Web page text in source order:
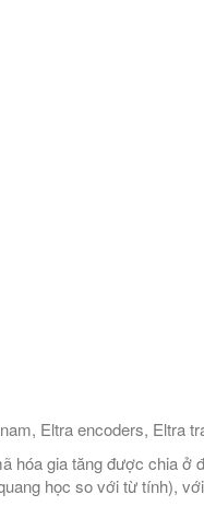
Eltra encoders, Eltra
hóa gia tăng được chia
học so với từ tính),